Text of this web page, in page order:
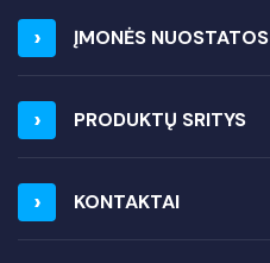
ĮMONĖS NUOSTATOS
PRODUKTŲ SRITYS
KONTAKTAI